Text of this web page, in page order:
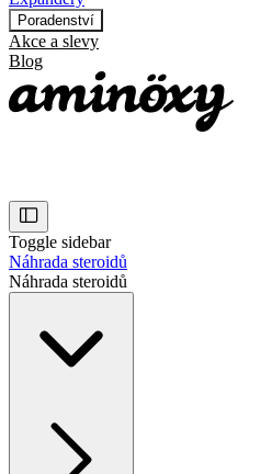
Poradenství
Akce a slevy
Blog
Toggle sidebar
Náhrada steroidů
Náhrada steroidů